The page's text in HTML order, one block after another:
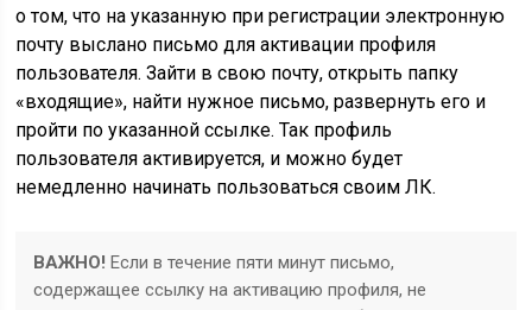
о том, что на указанную при регистрации электронную
почту выслано письмо для активации профиля
пользователя. Зайти в свою почту, открыть папку
«входящие», найти нужное письмо, развернуть его и
пройти по указанной ссылке. Так профиль
пользователя активируется, и можно будет
немедленно начинать пользоваться своим ЛК.
ВАЖНО! Если в течение пяти минут письмо,
содержащее ссылку на активацию профиля, не